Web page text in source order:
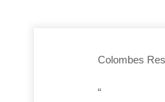
Colombes
“